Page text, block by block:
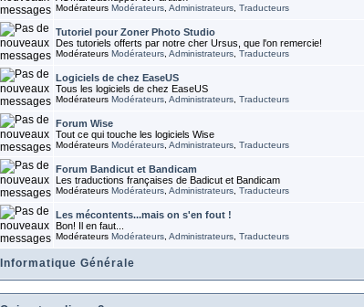
Modérateurs Modérateurs, Administrateurs, Traducteurs
Tutoriel pour Zoner Photo Studio
Des tutoriels offerts par notre cher Ursus, que l'on remercie!
Modérateurs Modérateurs, Administrateurs, Traducteurs
Logiciels de chez EaseUS
Tous les logiciels de chez EaseUS
Modérateurs Modérateurs, Administrateurs, Traducteurs
Forum Wise
Tout ce qui touche les logiciels Wise
Modérateurs Modérateurs, Administrateurs, Traducteurs
Forum Bandicut et Bandicam
Les traductions françaises de Badicut et Bandicam
Modérateurs Modérateurs, Administrateurs, Traducteurs
Les mécontents...mais on s'en fout !
Bon! Il en faut...
Modérateurs Modérateurs, Administrateurs, Traducteurs
Informatique Générale